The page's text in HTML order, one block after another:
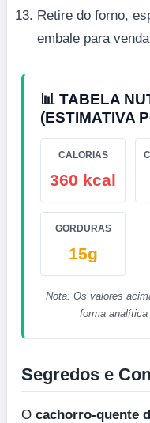
Retire do forno,
embale para
📊 TABELA
(ESTIMATIVA
CALORIAS
360 kcal
GORDURAS
15g
Nota: Os valores
forma analítica
Segredos e
O cachorro-quente